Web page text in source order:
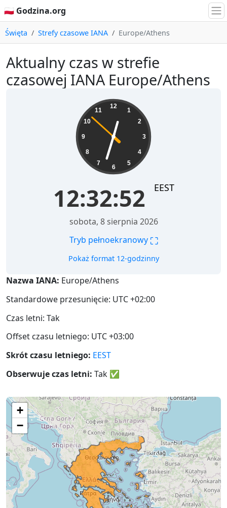
🇵🇱 Godzina.org
Święta Strefy czasowe IANA Europe/Athens
Aktualny czas w strefie
czasowej IANA Europe/Athens
12
1
2
3
4
5
6
7
8
9
10
11
12:32:52 EEST
sobota, 8 sierpnia 2026
Tryb pełnoekranowy ⛶
Pokaż format 12-godzinny
Nazwa IANA: Europe/Athens
Standardowe przesunięcie: UTC +02:00
Czas letni: Tak
Offset czasu letniego: UTC +03:00
Skrót czasu letniego: EEST
Obserwuje czas letni: Tak ✅
+
−